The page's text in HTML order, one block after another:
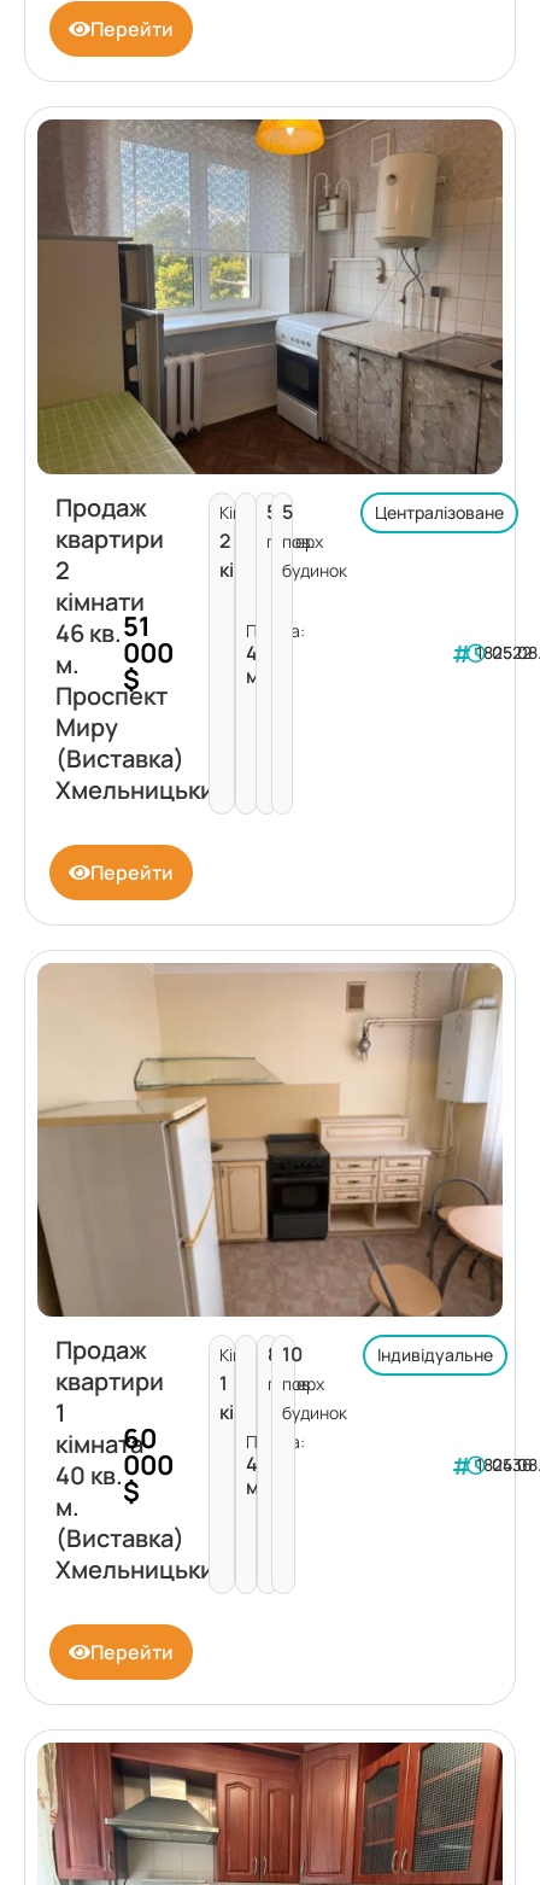
Перейти
Продаж
квартири
2
кімнати
46 кв.
м.
Проспект
Миру
(Виставка)
Хмельницький
51
000
$
Кімнат:
2
кімнати
Площа:
46
м²
5
поверх
5
пов.
будинок
Централізоване
182522
Перейти
Продаж
квартири
1
кімната
40 кв.
м.
(Виставка)
Хмельницький
60
000
$
Кімнат:
1
кімната
Площа:
40
м²
8
поверх
10
пов.
будинок
Індивідуальне
182436
Перейти